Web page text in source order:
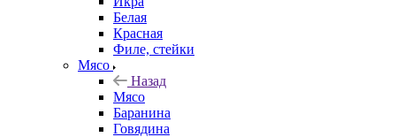
Белая
Красная
Филе, стейки
Мясо
Назад
Мясо
Баранина
Говядина